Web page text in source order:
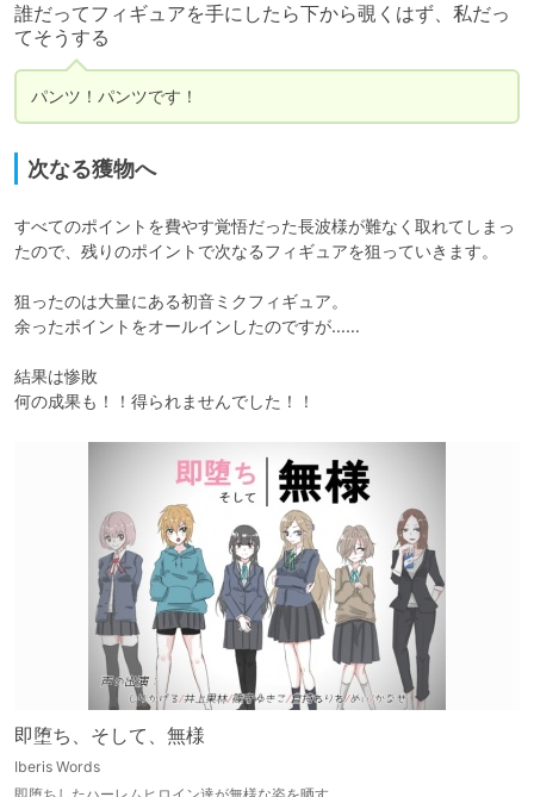
誰だってフィギュアを手にしたら下から覗くはず、私だっ
てそうする
パンツ！パンツです！
次なる獲物へ
すべてのポイントを費やす覚悟だった長波様が難なく取れてしまっ
たので、残りのポイントで次なるフィギュアを狙っていきます。
狙ったのは大量にある初音ミクフィギュア。
余ったポイントをオールインしたのですが……
結果は惨敗
即堕ち、そして、無様
Iberis Words